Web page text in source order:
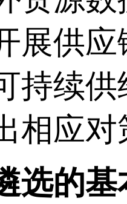
展供
持续
相应
选的